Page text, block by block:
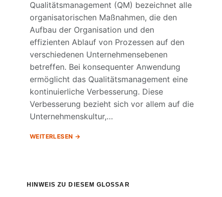
Qualitätsmanagement (QM) bezeichnet alle
organisatorischen Maßnahmen, die den
Aufbau der Organisation und den
effizienten Ablauf von Prozessen auf den
verschiedenen Unternehmensebenen
betreffen. Bei konsequenter Anwendung
ermöglicht das Qualitätsmanagement eine
kontinuierliche Verbesserung. Diese
Verbesserung bezieht sich vor allem auf die
Unternehmenskultur,…
WEITERLESEN
HINWEIS ZU DIESEM GLOSSAR